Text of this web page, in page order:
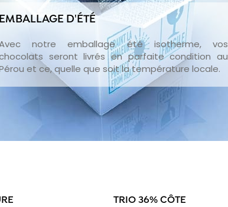
EMBALLAGE D'ÉTÉ
notre emballage été isotherme, vos
seront livrés en parfaite condition au
et ce, quelle que soit la température locale.
TRIO 36% CÔTE